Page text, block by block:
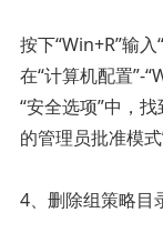
按下“Win+R”输
在“计算机配置”-
“安全选项”中，
的管理员批准模
‌4、删除组策略目